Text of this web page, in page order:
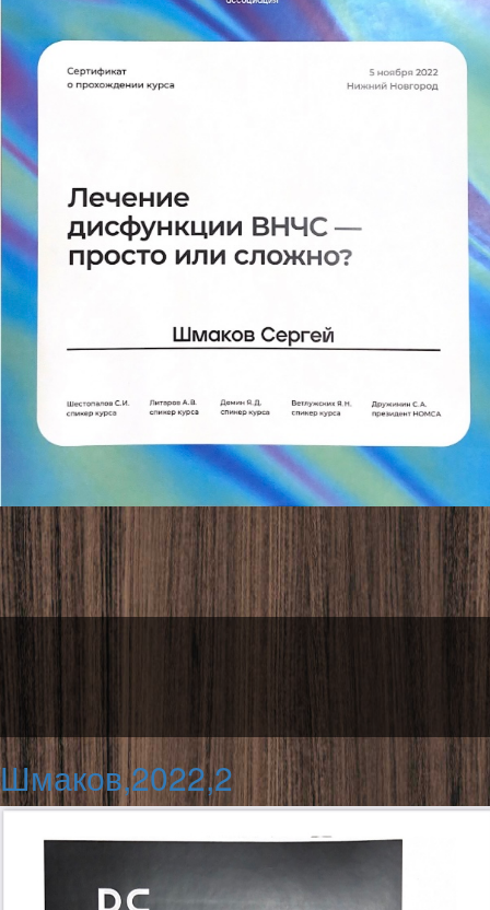
Шмаков,2022,2